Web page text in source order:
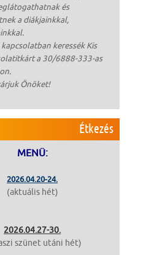
és
a diákjainkkal,
keressék Kis
a 30/6888-333-as
Önöket!
Étkezés
MENÜ:
2026.04.20-24.
(aktuális hét)
2026.04.27-30.
szünet utáni hét)